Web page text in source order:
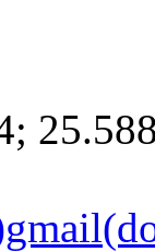
;